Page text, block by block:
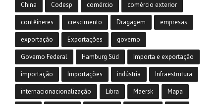
China Codesp comércio comércio exterior
contêineres crescimento Dragagem empresas
exportação Exportações governo
Governo Federal Hamburg Süd Importa e exportação
importação Importações indústria Infraestrutura
internacionacionalização Libra Maersk Mapa